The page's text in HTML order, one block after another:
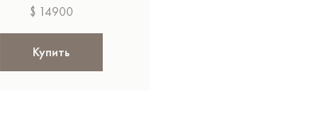
$ 14900
Купить